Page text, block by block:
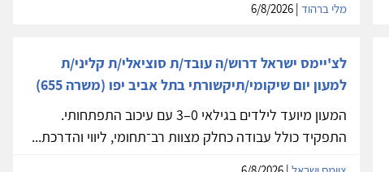
מלי ברהוד | 6/8/2026
לצ'יימס ישראל דרוש/ה עובד/ת סוציאלי/ת קליני/ת
למעון יום שיקומי/תיקשורתי בתל אביב יפו (משרה 655)
המעון מיועד לילדים בגילאי 0–3 עם עיכוב התפתחותי.
התפקיד כולל עבודה כחלק מצוות רב־תחומי, ליווי והדרכת...